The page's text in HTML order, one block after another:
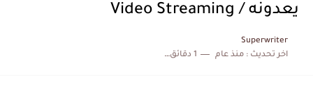
يعدونه / Video Streaming
Superwriter
اخر تحديث :منذ عام 1 دقائق للقراءة